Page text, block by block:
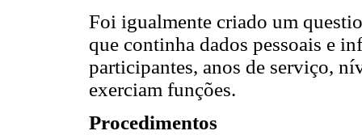
Foi igualmente criado um
que continha dados pessoais e
participantes, anos de serviço,
exerciam funções.
Procedimentos